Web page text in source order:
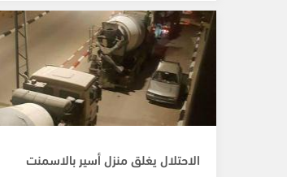
الاحتلال يغلق منزل أسير بالاسمنت